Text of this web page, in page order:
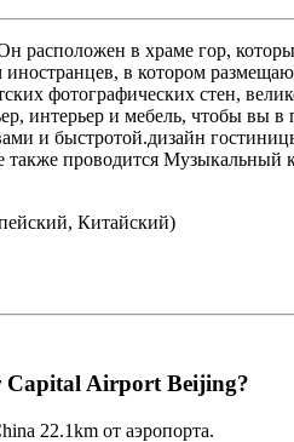
расположен в храме гор,
в котором
фотографических стен,
интерьер и мебель, чтобы вы в
и быстротой.дизайн
проводится Музыкальный
Китайский)
Capital Airport Beijing?
22.1km от аэропорта.